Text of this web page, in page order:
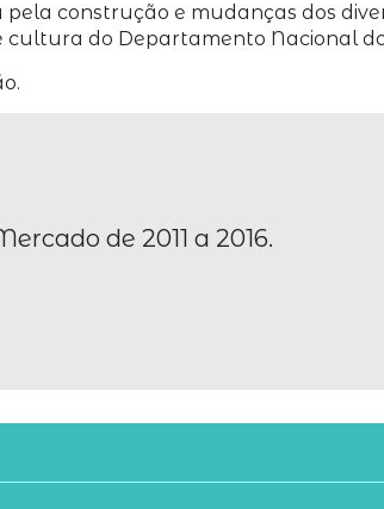
construção e mudanças dos
do Departamento Nacional do
de 2011 a 2016.